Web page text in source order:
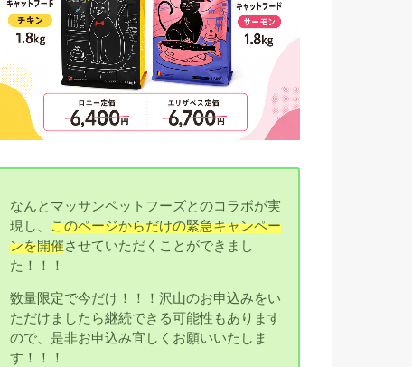
なんとマッサンペットフーズとのコラボが実
現し、このページからだけの緊急キャンペー
ンを開催させていただくことができまし
た！！！
数量限定で今だけ！！！沢山のお申込みをい
ただけましたら継続できる可能性もあります
ので、是非お申込み宜しくお願いいたしま
す！！！